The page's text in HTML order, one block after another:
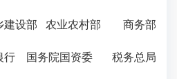
设部 农业农村部 商务部
国务院国资委 税务总局